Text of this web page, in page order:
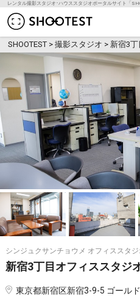
レンタル撮影スタジオ･ハウススタジオポータルサイト「
レンタル撮
SHOOTEST >撮影スタジオ > 新宿3
シンジュクサンチョウメ オフィススタジ
新宿3丁目オフィススタジ
東京都新宿区新宿3-9-5 ゴール